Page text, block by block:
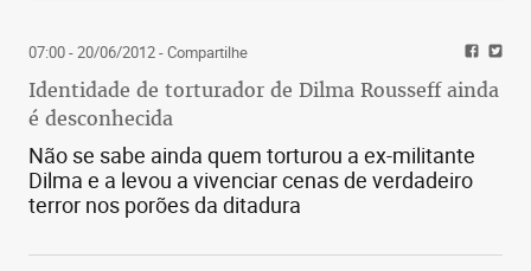
07:00 - 20/06/2012- Compartilhe
Identidade de torturador de Dilma Rousseff ainda
é desconhecida
Não se sabe ainda quem torturou a ex-militante
Dilma e a levou a vivenciar cenas de verdadeiro
terror nos porões da ditadura